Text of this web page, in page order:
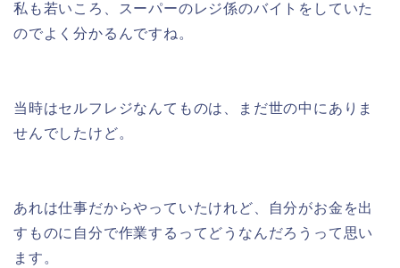
私も若いころ、スーパーのレジ係のバイトをしていた
のでよく分かるんですね。
当時はセルフレジなんてものは、まだ世の中にありま
せんでしたけど。
あれは仕事だからやっていたけれど、自分がお金を出
すものに自分で作業するってどうなんだろうって思い
ます。